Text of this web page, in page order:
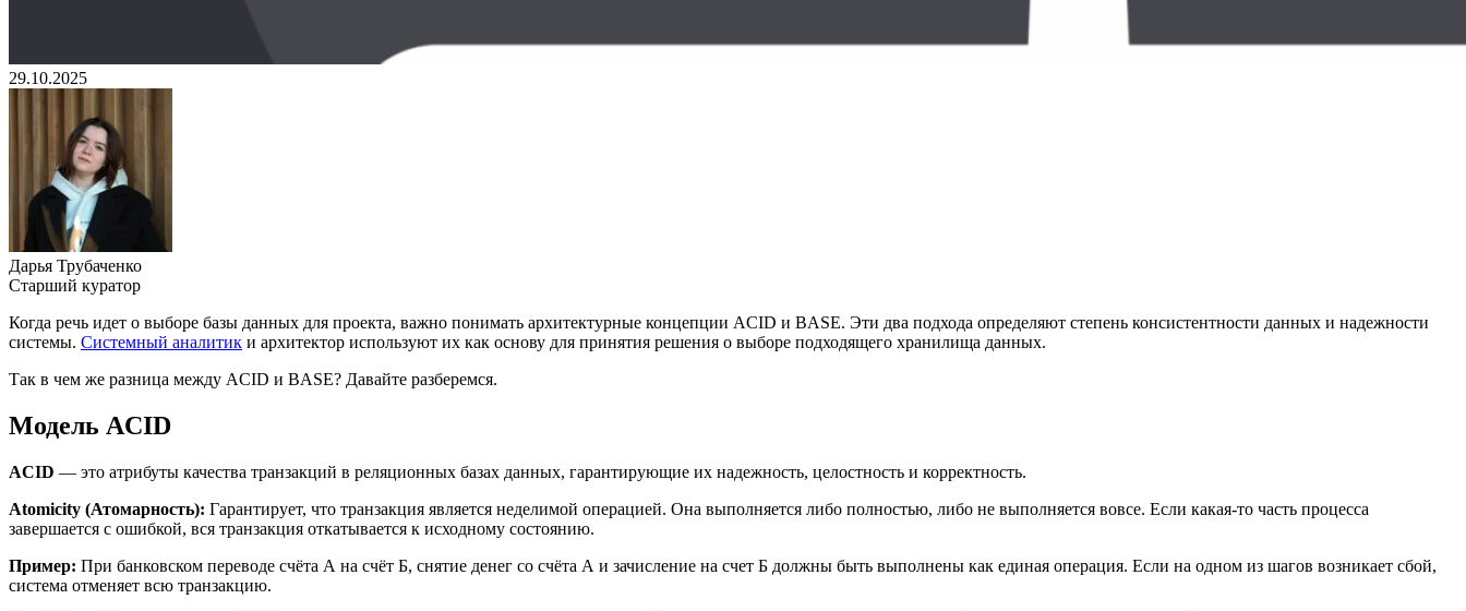
29.10.2025
Дарья Трубаченко
Старший куратор
Когда речь идет о выборе базы данных для проекта, важно понимать архитектурные концепции ACID и BASE. Эти два подхода определяют степень консистентности данных и надежности
системы. Системный аналитик и архитектор используют их как основу для принятия решения о выборе подходящего хранилища данных.
Так в чем же разница между ACID и BASE? Давайте разберемся.
Модель ACID
ACID — это атрибуты качества транзакций в реляционных базах данных, гарантирующие их надежность, целостность и корректность.
Atomicity (Атомарность): Гарантирует, что транзакция является неделимой операцией. Она выполняется либо полностью, либо не выполняется вовсе. Если какая-то часть процесса
завершается с ошибкой, вся транзакция откатывается к исходному состоянию.
Пример: При банковском переводе счёта А на счёт Б, снятие денег со счёта А и зачисление на счет Б должны быть выполнены как единая операция. Если на одном из шагов возникает сбой,
система отменяет всю транзакцию.